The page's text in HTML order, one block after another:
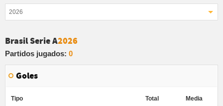
2026
Brasil Serie A2026
Partidos jugados: 0
Goles
Tipo Total Media